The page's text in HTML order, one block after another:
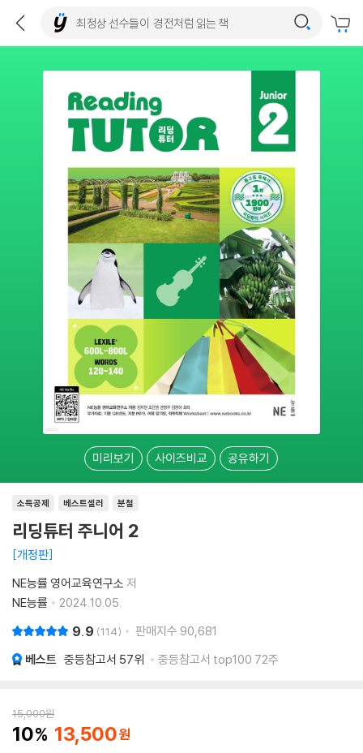
미리보기 사이즈비교 공유하기
소득공제 베스트셀러 분철
리딩튜터 주니어 2
개정판
NE능률 영어교육연구소 저
NE능률
2024.10.05.
9.9 114 판매지수 90,681
베스트 중등참고서 57위 중등참고서 top100 72주
15,000원
10 13,500